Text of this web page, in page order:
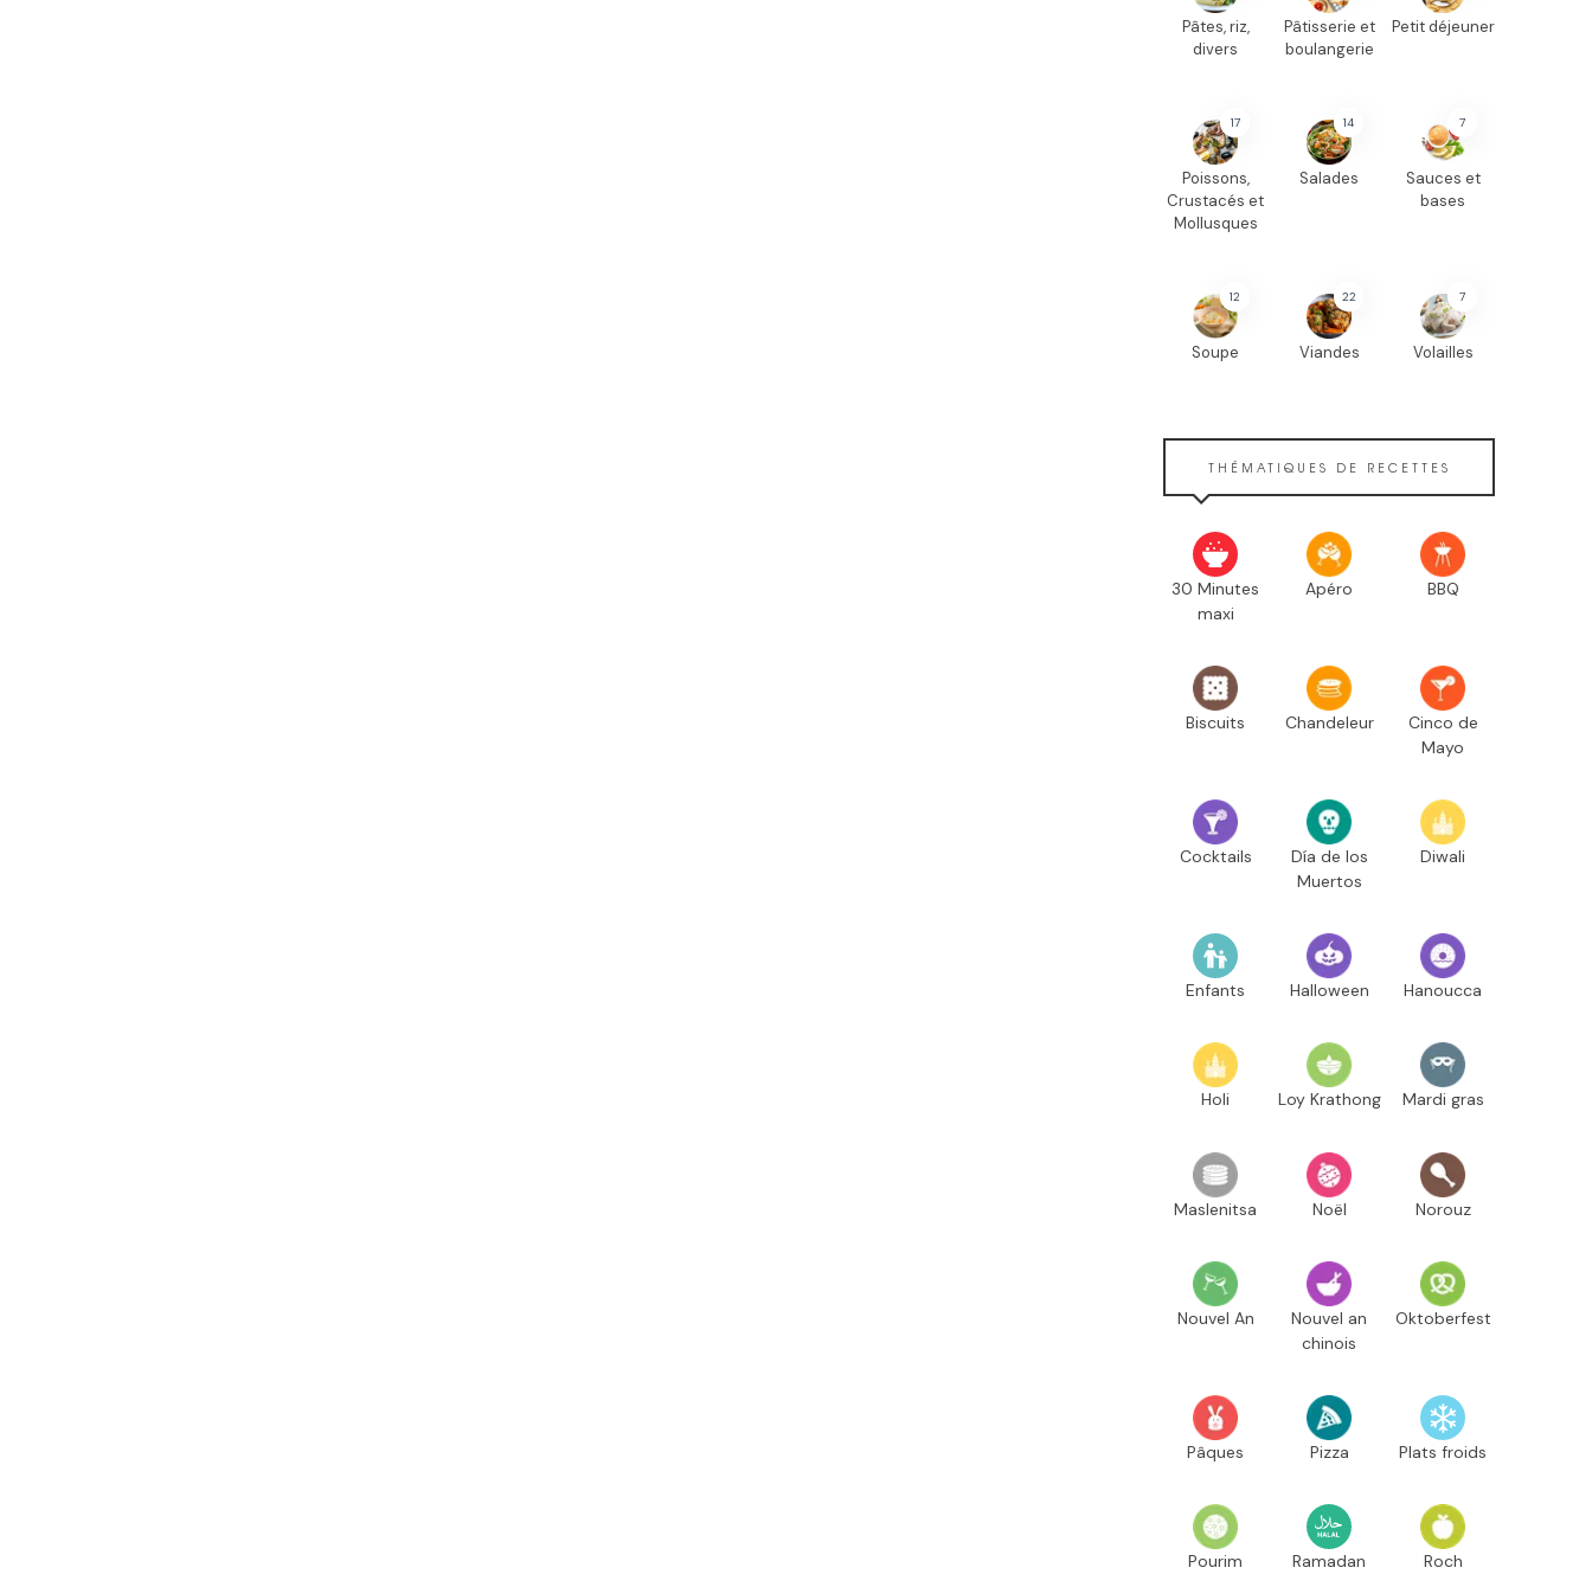
Pâtes, riz,
divers
Pâtisserie et
boulangerie
Petit déjeuner
17
Poissons,
Crustacés et
Mollusques
14
Salades
7
Sauces et
bases
12
Soupe
22
Viandes
7
Volailles
THÉMATIQUES DE RECETTES
30 Minutes
maxi
Apéro BBQ
Biscuits Chandeleur
Cinco de
Mayo
Cocktails
Día de los
Muertos
Diwali
Enfants Halloween Hanoucca
Holi Loy Krathong Mardi gras
Maslenitsa Noël Norouz
Nouvel An
Nouvel an
chinois
Oktoberfest
Pâques Pizza Plats froids
Pourim Ramadan Roch